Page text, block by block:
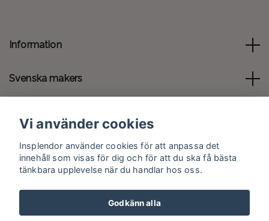
Information
Svenska makers
Sociala medier
Vi använder cookies
Insplendor använder cookies för att anpassa det
innehåll som visas för dig och för att du ska få bästa
tänkbara upplevelse när du handlar hos oss.
Godkänn alla